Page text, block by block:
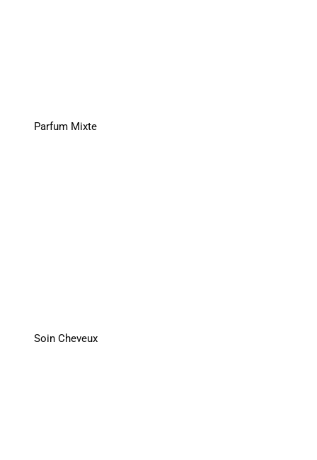
Parfum Mixte
Soin Cheveux